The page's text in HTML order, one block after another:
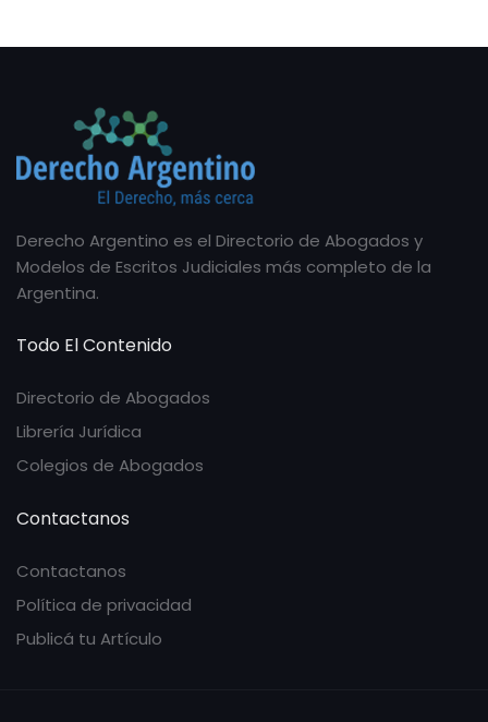
Derecho Argentino es el Directorio de Abogados y
Modelos de Escritos Judiciales más completo de la
Argentina.
Todo El Contenido
Directorio de Abogados
Librería Jurídica
Colegios de Abogados
Contactanos
Contactanos
Política de privacidad
Publicá tu Artículo